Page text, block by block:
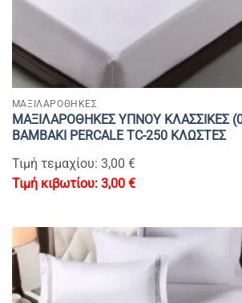
ΜΑΞΙΛΑΡΟΘΗΚΕΣ
ΜΑΞΙΛΑΡΟΘΗΚΕΣ ΥΠΝΟΥ ΚΛΑΣΣΙΚΕΣ
BAMBAKI PERCALE TC-250 ΚΛΩΣΤΕΣ
Τιμή τεμαχίου: 3,00 €
3,00 €